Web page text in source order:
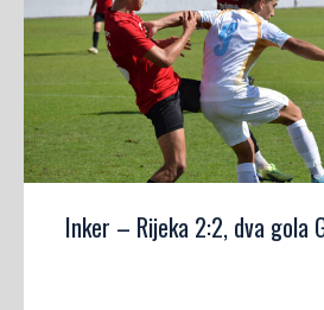
Inker – Rijeka 2:2, dva gola